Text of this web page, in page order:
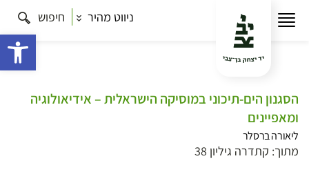
ניווט מהיר חיפוש
הסגנון הים-תיכוני במוסיקה הישראלית – אידיאולוגיה
ומאפיינים
ליאורה ברסלר
מתוך: קתדרה גיליון 38